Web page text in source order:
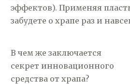
эффектов). Применяя
забудете о храпе раз и
В чем же заключается
секрет инновационного
средства от храпа?